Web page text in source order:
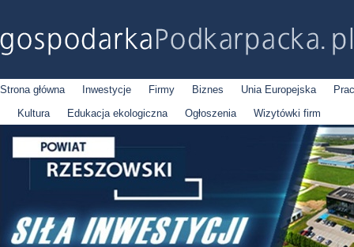
Strona główna Inwestycje Firmy Biznes Unia Europejska
Kultura
Edukacja ekologiczna Ogłoszenia Wizytówki firm